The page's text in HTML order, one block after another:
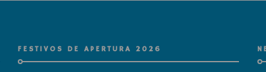
FESTIVOS DE APERTURA 2026